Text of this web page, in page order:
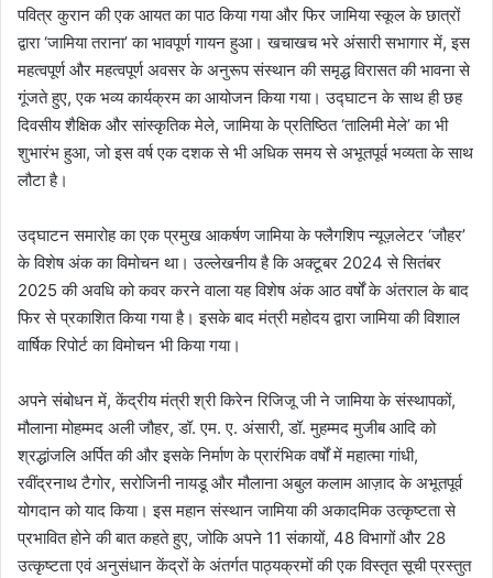
पवित्र कुरान की एक आयत का पाठ किया गया और फिर जामिया स्कूल के छात्रों
द्वारा ‘जामिया तराना’ का भावपूर्ण गायन हुआ। खचाखच भरे अंसारी सभागार में, इस
महत्वपूर्ण और महत्वपूर्ण अवसर के अनुरूप संस्थान की समृद्ध विरासत की भावना से
गूंजते हुए, एक भव्य कार्यक्रम का आयोजन किया गया। उद्घाटन के साथ ही छह
दिवसीय शैक्षिक और सांस्कृतिक मेले, जामिया के प्रतिष्ठित ‘तालिमी मेले’ का भी
शुभारंभ हुआ, जो इस वर्ष एक दशक से भी अधिक समय से अभूतपूर्व भव्यता के साथ
लौटा है।
उद्घाटन समारोह का एक प्रमुख आकर्षण जामिया के फ्लैगशिप न्यूज़लेटर ‘जौहर’
के विशेष अंक का विमोचन था। उल्लेखनीय है कि अक्टूबर 2024 से सितंबर
2025 की अवधि को कवर करने वाला यह विशेष अंक आठ वर्षों के अंतराल के बाद
फिर से प्रकाशित किया गया है। इसके बाद मंत्री महोदय द्वारा जामिया की विशाल
वार्षिक रिपोर्ट का विमोचन भी किया गया।
अपने संबोधन में, केंद्रीय मंत्री श्री किरेन रिजिजू जी ने जामिया के संस्थापकों,
मौलाना मोहम्मद अली जौहर, डॉ. एम. ए. अंसारी, डॉ. मुहम्मद मुजीब आदि को
श्रद्धांजलि अर्पित की और इसके निर्माण के प्रारंभिक वर्षों में महात्मा गांधी,
रवींद्रनाथ टैगोर, सरोजिनी नायडू और मौलाना अबुल कलाम आज़ाद के अभूतपूर्व
योगदान को याद किया। इस महान संस्थान जामिया की अकादमिक उत्कृष्टता से
प्रभावित होने की बात कहते हुए, जोकि अपने 11 संकायों, 48 विभागों और 28
उत्कृष्टता एवं अनुसंधान केंद्रों के अंतर्गत पाठ्यक्रमों की एक विस्तृत सूची प्रस्तुत